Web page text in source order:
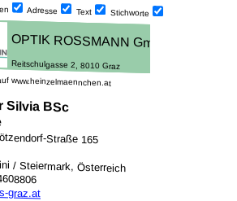
Adresse Text Stich­worte
www.heinzelmaennchen.at
Silvia BSc
Straße 165
/ Steiermark, Österreich
graz.at